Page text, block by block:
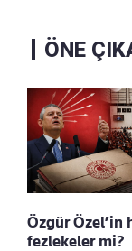
ÖNE
Özgür Özel’in
fezlekeler mi?